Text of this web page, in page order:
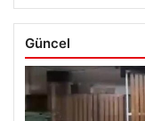
Güncel